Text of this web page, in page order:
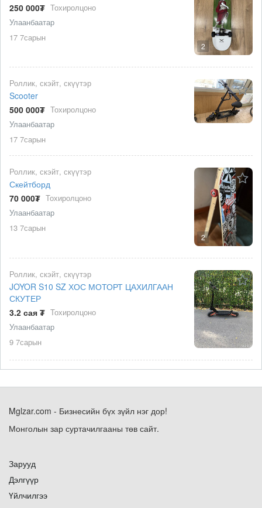
2
250 000₮ Тохиролцоно
Улаанбаатар
17 7сарын
Роллик, скэйт, скүүтэр
Scooter
500 000₮ Тохиролцоно
Улаанбаатар
17 7сарын
2
Роллик, скэйт, скүүтэр
Скейтборд
70 000₮ Тохиролцоно
Улаанбаатар
13 7сарын
Роллик, скэйт, скүүтэр
JOYOR S10 SZ ХОС МОТОРТ ЦАХИЛГААН
СКУТЕР
3.2 сая ₮ Тохиролцоно
Улаанбаатар
9 7сарын
Mglzar.com - Бизнесийн бүх зүйл нэг дор!
Монголын зар суртачилгааны төв сайт.
Зарууд
Дэлгүүр
Үйлчилгээ